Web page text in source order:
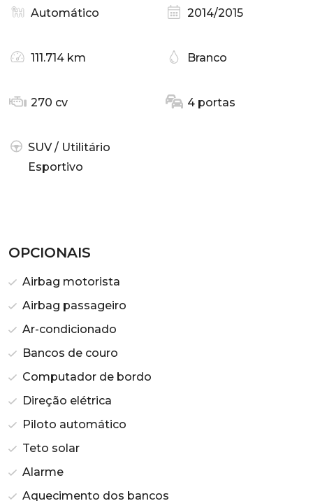
Automático 2014/2015
111.714 km Branco
270 cv 4 portas
SUV / Utilitário
Esportivo
OPCIONAIS
Airbag motorista
Airbag passageiro
Ar-condicionado
Bancos de couro
Computador de bordo
Direção elétrica
Piloto automático
Teto solar
Alarme
Aquecimento dos bancos